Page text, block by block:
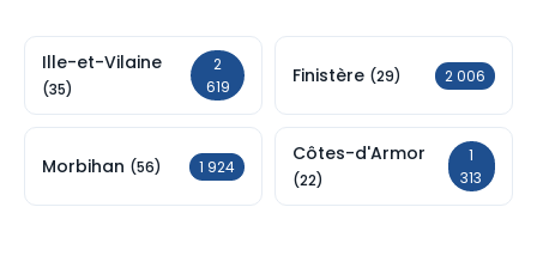
Ille-et-Vilaine
(35)
2
619
Finistère (29) 2 006
Morbihan (56) 1 924
Côtes-d'Armor
(22)
1
313